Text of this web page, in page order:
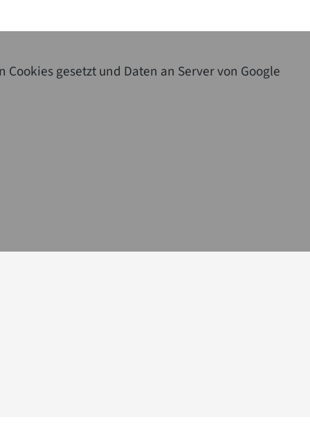
gesetzt und Daten an Server von Google